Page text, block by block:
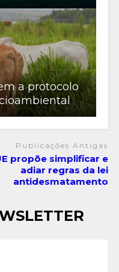
a protocolo
Publicações Antigas
propõe simplificar e
adiar regras da lei
antidesmatamento